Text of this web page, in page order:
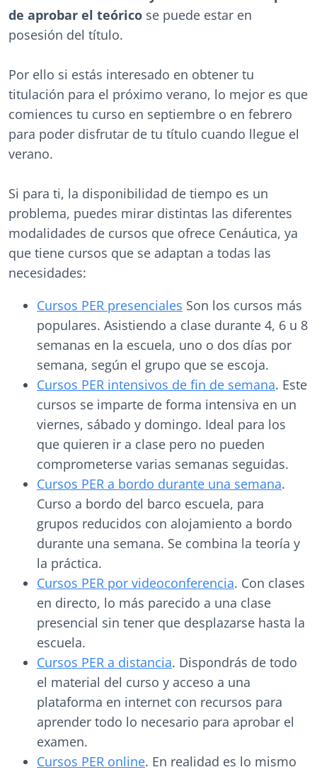
de aprobar el teórico se puede estar en
posesión del título.
Por ello si estás interesado en obtener tu
titulación para el próximo verano, lo mejor es que
comiences tu curso en septiembre o en febrero
para poder disfrutar de tu título cuando llegue el
verano.
Si para ti, la disponibilidad de tiempo es un
problema, puedes mirar distintas las diferentes
modalidades de cursos que ofrece Cenáutica, ya
que tiene cursos que se adaptan a todas las
necesidades:
Cursos PER presenciales Son los cursos más
populares. Asistiendo a clase durante 4, 6 u 8
semanas en la escuela, uno o dos días por
semana, según el grupo que se escoja.
Cursos PER intensivos de fin de semana. Este
cursos se imparte de forma intensiva en un
viernes, sábado y domingo. Ideal para los
que quieren ir a clase pero no pueden
comprometerse varias semanas seguidas.
Cursos PER a bordo durante una semana.
Curso a bordo del barco escuela, para
grupos reducidos con alojamiento a bordo
durante una semana. Se combina la teoría y
la práctica.
Cursos PER por videoconferencia. Con clases
en directo, lo más parecido a una clase
presencial sin tener que desplazarse hasta la
escuela.
Cursos PER a distancia. Dispondrás de todo
el material del curso y acceso a una
plataforma en internet con recursos para
aprender todo lo necesario para aprobar el
examen.
Cursos PER online. En realidad es lo mismo